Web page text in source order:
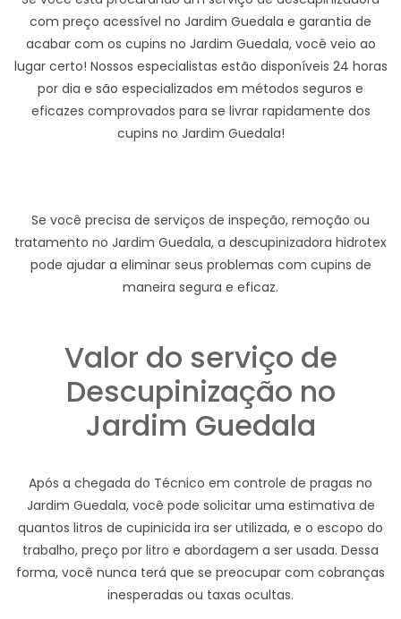
com preço acessível no Jardim Guedala e garantia de
acabar com os cupins no Jardim Guedala, você veio ao
lugar certo! Nossos especialistas estão disponíveis 24 horas
por dia e são especializados em métodos seguros e
eficazes comprovados para se livrar rapidamente dos
cupins no Jardim Guedala!
Se você precisa de serviços de inspeção, remoção ou
tratamento no Jardim Guedala, a descupinizadora hidrotex
pode ajudar a eliminar seus problemas com cupins de
maneira segura e eficaz.
Valor do serviço de
Descupinização no
Jardim Guedala
Após a chegada do Técnico em controle de pragas no
Jardim Guedala, você pode solicitar uma estimativa de
quantos litros de cupinicida ira ser utilizada, e o escopo do
trabalho, preço por litro e abordagem a ser usada. Dessa
forma, você nunca terá que se preocupar com cobranças
inesperadas ou taxas ocultas.